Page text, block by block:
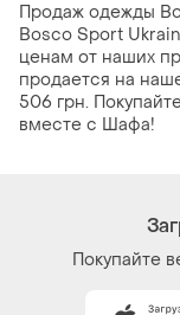
Продаж одежды
Bosco Sport
ценам от наших
продается на
506 грн.
вместе с Шафа!
Покупайте